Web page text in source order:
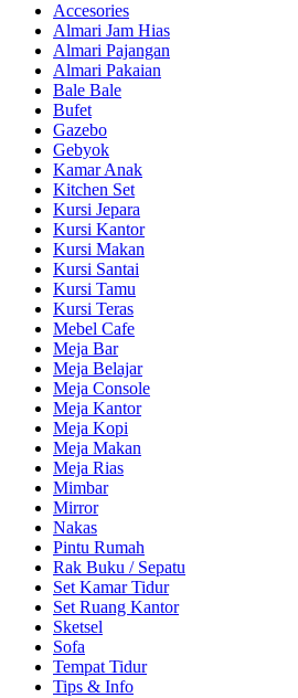
Accesories
Almari Jam Hias
Almari Pajangan
Almari Pakaian
Bale Bale
Bufet
Gazebo
Gebyok
Kamar Anak
Kitchen Set
Kursi Jepara
Kursi Kantor
Kursi Makan
Kursi Santai
Kursi Tamu
Kursi Teras
Mebel Cafe
Meja Bar
Meja Belajar
Meja Console
Meja Kantor
Meja Kopi
Meja Makan
Meja Rias
Mimbar
Mirror
Nakas
Pintu Rumah
Rak Buku / Sepatu
Set Kamar Tidur
Set Ruang Kantor
Sketsel
Sofa
Tempat Tidur
Tips & Info